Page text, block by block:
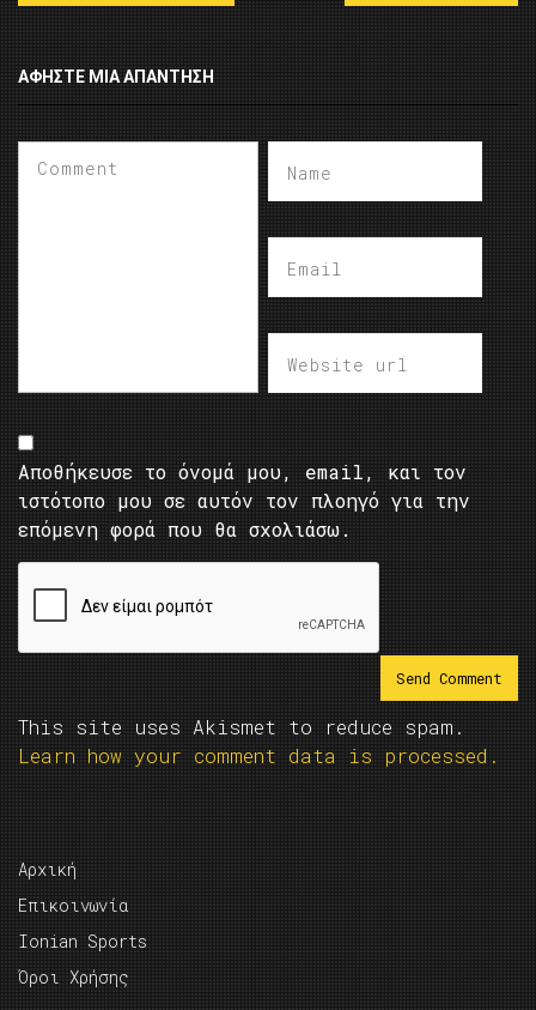
ΑΦΉΣΤΕ ΜΙΑ ΑΠΆΝΤΗΣΗ
Αποθήκευσε το όνομά μου, email, και τον
ιστότοπο μου σε αυτόν τον πλοηγό για την
επόμενη φορά που θα σχολιάσω.
This site uses Akismet to reduce spam.
Learn how your comment data is processed.
Αρχική
Επικοινωνία
Ionian Sports
Όροι Χρήσης